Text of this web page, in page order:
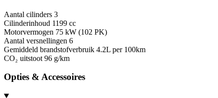
Aantal cilinders 3
Cilinderinhoud 1199 cc
Motorvermogen 75 kW (102 PK)
Aantal versnellingen 6
Gemiddeld brandstofverbruik 4.2L per 100km
CO₂ uitstoot 96 g/km
Opties & Accessoires